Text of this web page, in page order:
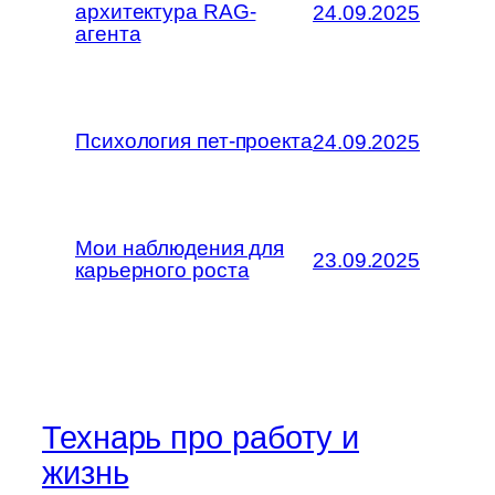
архитектура RAG-
агента
24.09.2025
Психология пет-проекта24.09.2025
Мои наблюдения для
карьерного роста
23.09.2025
Технарь про работу и
жизнь